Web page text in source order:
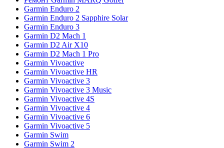
Garmin Enduro 2
Garmin Enduro 2 Sapphire Solar
Garmin Enduro 3
Garmin D2 Mach 1
Garmin D2 Air X10
Garmin D2 Mach 1 Pro
Garmin Vivoactive
Garmin Vivoactive HR
Garmin Vivoactive 3
Garmin Vivoactive 3 Music
Garmin Vivoactive 4S
Garmin Vivoactive 4
Garmin Vivoactive 6
Garmin Vivoactive 5
Garmin Swim
Garmin Swim 2